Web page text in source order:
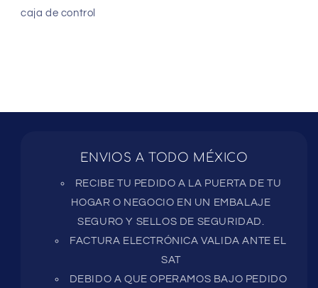
caja de control
ENVIOS A TODO MÉXICO
RECIBE TU PEDIDO A LA PUERTA DE TU
HOGAR O NEGOCIO EN UN EMBALAJE
SEGURO Y SELLOS DE SEGURIDAD.
FACTURA ELECTRÓNICA VALIDA ANTE EL
SAT
DEBIDO A QUE OPERAMOS BAJO PEDIDO